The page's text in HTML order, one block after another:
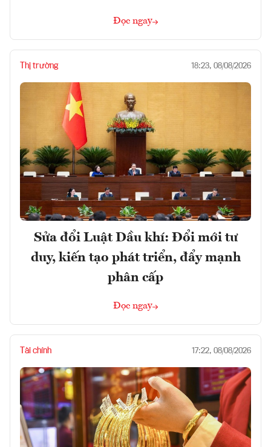
Đọc ngay
Thị trường 18:23, 08/08/2026
Sửa đổi Luật Dầu khí: Đổi mới tư
duy, kiến tạo phát triển, đẩy mạnh
phân cấp
Đọc ngay
Tài chính 17:22, 08/08/2026